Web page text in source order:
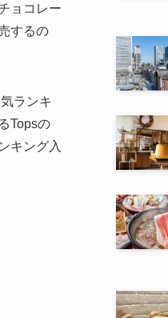
ョコレー
するの
ランキ
Topsの
キング入